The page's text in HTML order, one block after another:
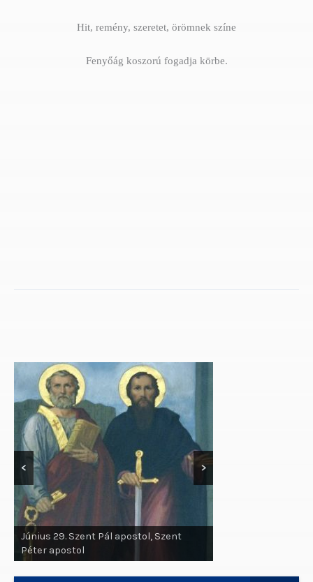
Hit, remény, szeretet, örömnek színe
Fenyőág koszorú fogadja körbe.
Június 29. Szent Pál apostol, Szent
Péter apostol
< >